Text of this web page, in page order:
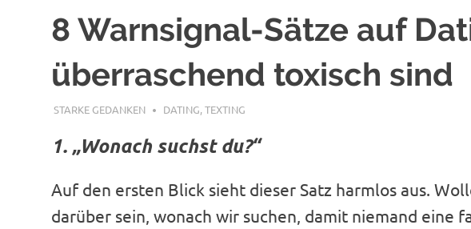
8 Warnsignal-Sätze auf
überraschend toxisch sind
AUGUST 30, 2023
STARKE GEDANKEN DATING,TEXTING
1. „Wonach suchst du?“
Auf den ersten Blick sieht dieser Satz harmlos aus.
darüber sein, wonach wir suchen, damit niemand eine